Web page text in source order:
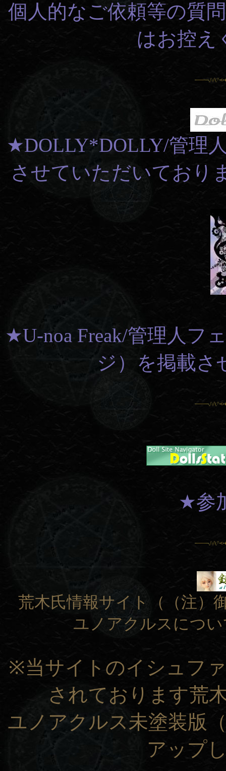
個人的なご依頼等の質
はお控え
★DOLLY*DOLLY/管理
させていただいており
★U-noa Freak/管理人フ
ジ）を掲載さ
★参
荒木氏情報サイト（（注）
ユノアクルスにつ
※当サイトのイシュフ
されております荒
ユノアクルス未塗装版
アップ